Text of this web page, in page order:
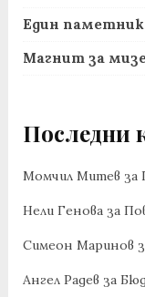
Един
Магнит за
Последни
Момчил Митев за
Нели Геноваза
Симеон Маринов
Ангел Радев за